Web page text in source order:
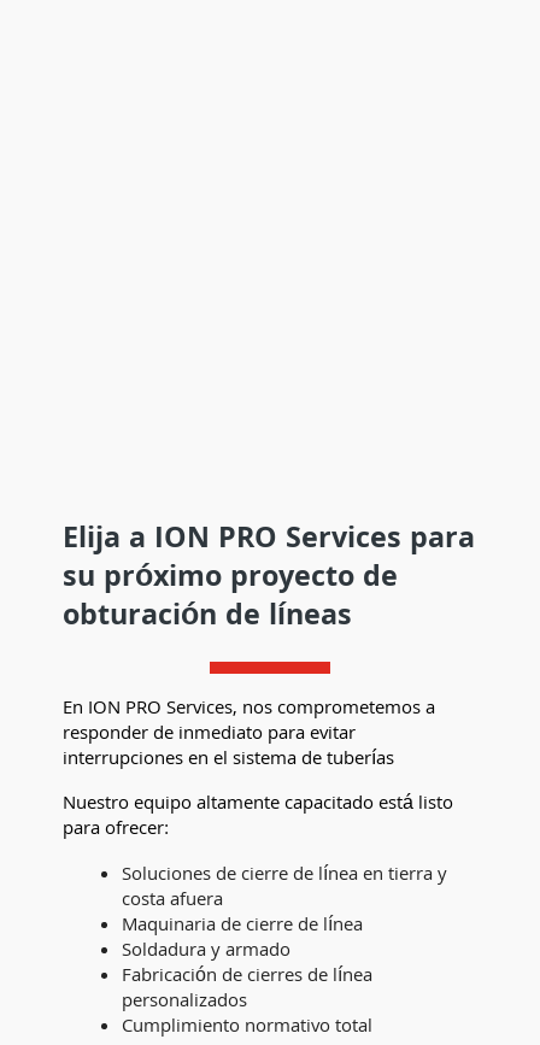
Elija a ION PRO Services para
su próximo proyecto de
obturación de líneas
En ION PRO Services, nos comprometemos a
responder de inmediato para evitar
interrupciones en el sistema de tuberías
Nuestro equipo altamente capacitado está listo
para ofrecer:
Soluciones de cierre de línea en tierra y
costa afuera
Maquinaria de cierre de línea
Soldadura y armado
Fabricación de cierres de línea
personalizados
Cumplimiento normativo total